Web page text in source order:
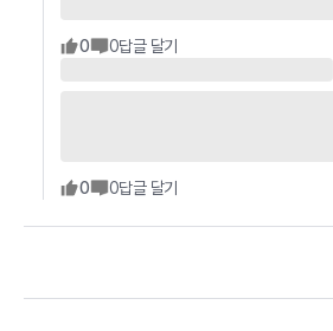
0 0답글 달기
0 0답글 달기